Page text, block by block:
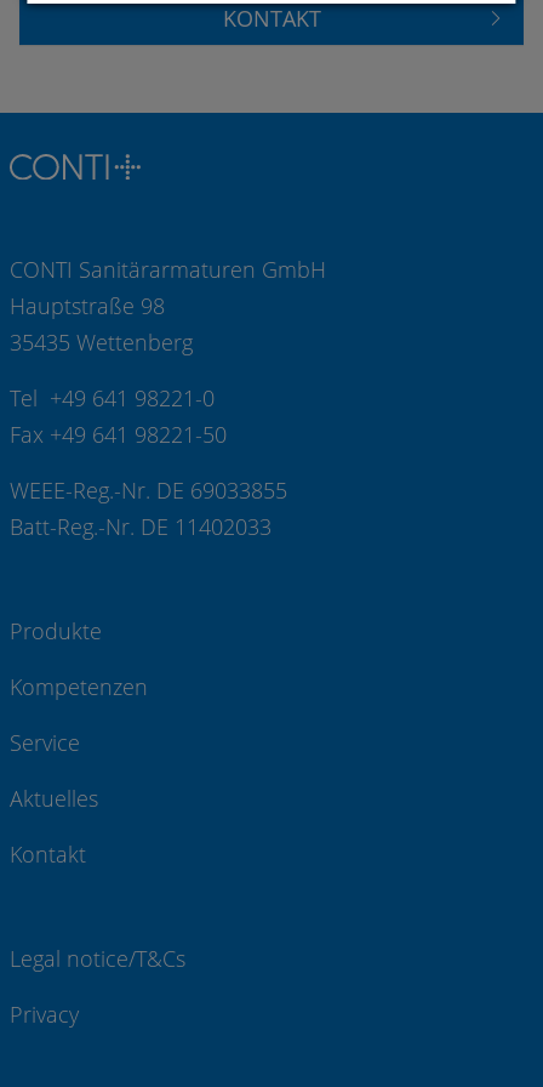
KONTAKT
CONTI Sanitärarmaturen GmbH
Hauptstraße 98
35435 Wettenberg
Tel +49 641 98221-0
Fax +49 641 98221-50
WEEE-Reg.-Nr. DE 69033855
Batt-Reg.-Nr. DE 11402033
Produkte
Kompetenzen
Service
Aktuelles
Kontakt
Legal notice/T&Cs
Privacy